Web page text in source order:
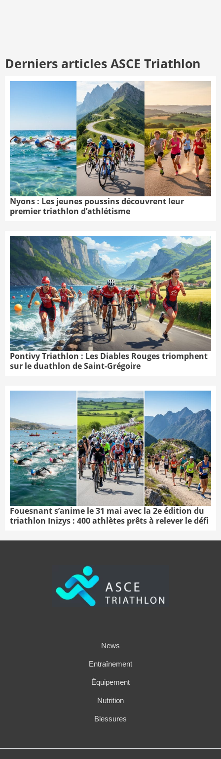
Derniers articles ASCE Triathlon
Nyons : Les jeunes poussins découvrent leur
premier triathlon d’athlétisme
Pontivy Triathlon : Les Diables Rouges triomphent
sur le duathlon de Saint-Grégoire
Fouesnant s’anime le 31 mai avec la 2e édition du
triathlon Inizys : 400 athlètes prêts à relever le défi
News
Entraînement
Équipement
Nutrition
Blessures